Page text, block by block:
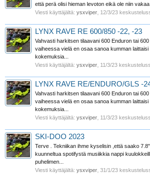
että perä olisi hieman levoton eikä ole niin
Viesti käyttäjältä: ysxviper 12/3/23
LYNX RAVE RE 600/850 -22, -23
Vahvasti harkitsen tilaavani 600 Enduron tai
vaiheessa vielä en osaa sanoa kumman laittaisi
kokemuksia...
Viesti käyttäjältä: ysxviper 11/3/23
LYNX RAVE RE/ENDURO/GLS -
Vahvasti harkitsen tilaavani 600 Enduron tai
vaiheessa vielä en osaa sanoa kumman laittaisi
kokemuksia...
Viesti käyttäjältä: ysxviper 11/3/23
SKI-DOO 2023
Terve . Tekniikan ihme kyselisin ,että saako
kuunneltua spotifystä musiikkia nappi
puhelimen...
Viesti käyttäjältä: ysxviper 31/1/23